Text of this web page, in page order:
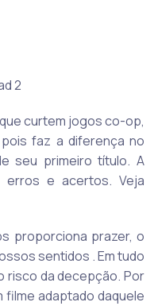
curtem jogos co-op,
faz a diferença no
seu primeiro título. A
erros e acertos. Veja
proporciona prazer, o
sentidos . Em tudo
risco da decepção. Por
filme adaptado daquele